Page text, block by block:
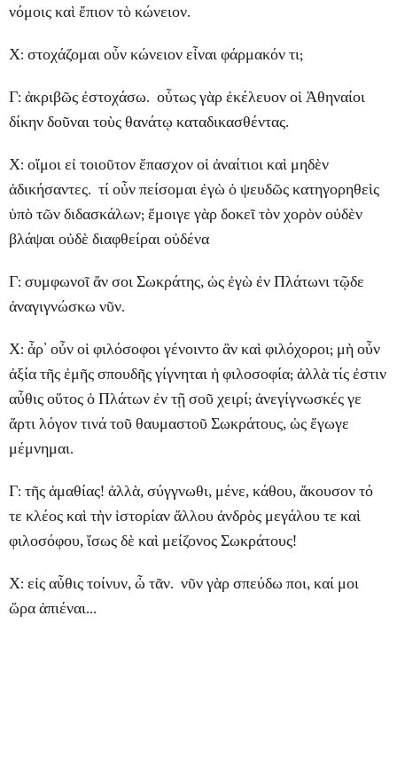
νόμοις καὶ ἔπιον τὸ κώνειον.
Χ: στοχάζομαι οὖν κώνειον εἶναι φάρμακόν τι;
Γ: ἀκριβῶς ἐστοχάσω. οὗτως γὰρ ἐκέλευον οἱ Ἀθηναίοι
δίκην δοῦναι τοὺς θανάτῳ καταδικασθέντας.
Χ: οἴμοι εἰ τοιοῦτον ἔπασχον οἱ ἀναίτιοι καὶ μηδὲν
ἀδικήσαντες. τί οὖν πείσομαι ἐγὼ ὁ ψευδῶς κατηγορηθεὶς
ὑπὸ τῶν διδασκάλων; ἔμοιγε γὰρ δοκεῖ τὸν χορὸν οὐδὲν
βλάψαι οὐδὲ διαφθείραι οὐδένα
Γ: συμφωνοῖ ἄν σοι Σωκράτης, ὡς ἐγὼ ἐν Πλάτωνι τῷδε
ἀναγιγνώσκω νῦν.
Χ: ἆρ’ οὖν οἱ φιλόσοφοι γένοιντο ἂν καὶ φιλόχοροι; μὴ οὖν
ἀξία τῆς ἐμῆς σπουδῆς γίγνηται ἡ φιλοσοφία; ἀλλὰ τίς ἐστιν
αὖθις οὕτος ὁ Πλάτων ἐν τῇ σοῦ χειρί; ἀνεγίγνωσκές γε
ἄρτι λόγον τινά τοῦ θαυμαστοῦ Σωκράτους, ὡς ἔγωγε
μέμνημαι.
Γ: τῆς ἀμαθίας! ἀλλὰ, σύγγνωθι, μένε, κάθου, ἄκουσον τό
τε κλέος καὶ τὴν ἱστορίαν ἄλλου ἀνδρὸς μεγάλου τε καὶ
φιλοσόφου, ἴσως δὲ καὶ μείζονος Σωκράτους!
Χ: εἰς αὖθις τοίνυν, ὦ τᾶν. νῦν γὰρ σπεύδω ποι, καί μοι
ὥρα ἀπιέναι...